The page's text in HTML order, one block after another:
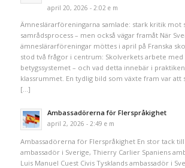
april 20, 2026 - 2:02 e m
Ämneslärarföreningarna samlade: stark kritik mot
samrådsprocess – men också vägar framåt När
ämneslärarföreningar möttes i april på Franska
stod två frågor i centrum: Skolverkets arbete
betygssystemet – och vad detta innebär i
klassrummet. En tydlig bild som växte fram var att
[…]
Ambassadörerna för Flerspråkighet
april 2, 2026 - 2:49 e m
Ambassadörerna för Flerspråkighet En stor tack
ambassadör i Sverige, Thierry Carlier Spaniens
Luis Manuel Cuest Civis Tysklands ambassadör i